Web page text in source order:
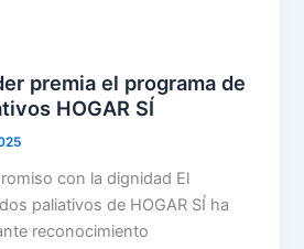
premia el programa de
HOGAR SÍ
con la dignidad El
paliativos de HOGAR SÍ ha
reconocimiento